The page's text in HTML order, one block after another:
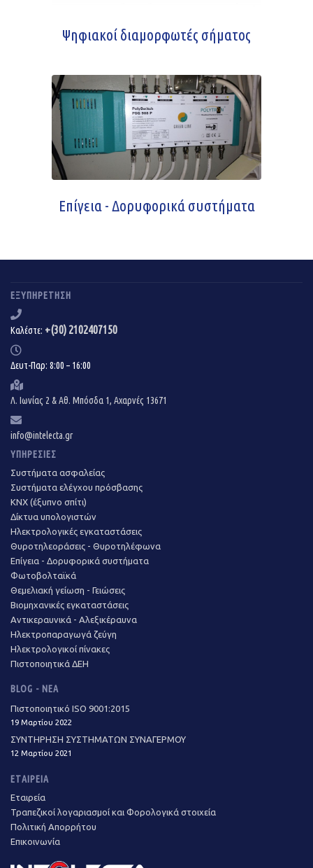
Ψηφιακοί διαμορφωτές σήματος
Επίγεια - Δορυφορικά συστήματα
ΕΞΥΠΗΡΈΤΗΣΗ
Καλέστε: +(30) 2102407150
Δευτ-Παρ: 8:00 – 16:00
Λ. Ιωνίας 2 & Αθ. Μπόσδα 1, Αχαρνές 13671
info@intelecta.gr
ΥΠΗΡΕΣΊΕΣ
Συστήματα ασφαλείας
Συστήματα ελέγχου πρόσβασης
KNX (έξυπνο σπίτι)
Δίκτυα υπολογιστών
Ηλεκτρολογικές εγκαταστάσεις
Θυροτηλεοράσεις - Θυροτηλέφωνα
Επίγεια - Δορυφορικά συστήματα
Φωτοβολταϊκά
Θεμελιακή γείωση - Γειώσεις
Βιομηχανικές εγκαταστάσεις
Αντικεραυνικά - Αλεξικέραυνα
Ηλεκτροπαραγωγά ζεύγη
Ηλεκτρολογικοί πίνακες
Πιστοποιητικά ΔΕΗ
BLOG - ΝΈΑ
Πιστοποιητικό ISO 9001:2015
19 Μαρτίου 2022
ΣΥΝΤΗΡΗΣΗ ΣΥΣΤΗΜΑΤΩΝ ΣΥΝΑΓΕΡΜΟΥ
12 Μαρτίου 2021
ΕΤΑΙΡΕΊΑ
Εταιρεία
Τραπεζικοί λογαριασμοί και Φορολογικά στοιχεία
Πολιτική Απορρήτου
Επικοινωνία